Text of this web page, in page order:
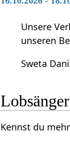
Unsere
unseren
Sweta